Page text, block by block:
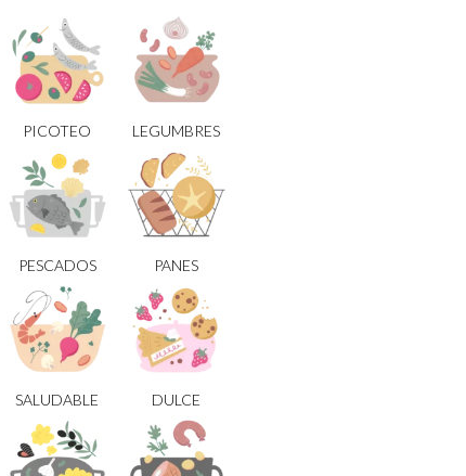
PICOTEO
PESCADOS
SALUDABLE
LEGUMBRES
PANES
DULCE